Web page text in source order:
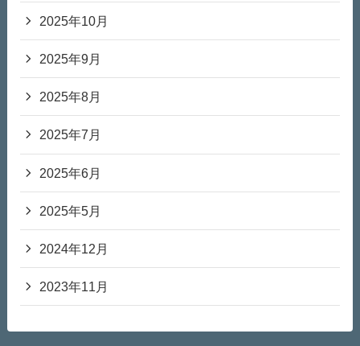
2025年10月
2025年9月
2025年8月
2025年7月
2025年6月
2025年5月
2024年12月
2023年11月